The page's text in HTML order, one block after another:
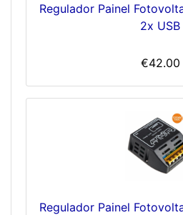
Regulador Painel
2x USB
€42.00
Regulador Painel